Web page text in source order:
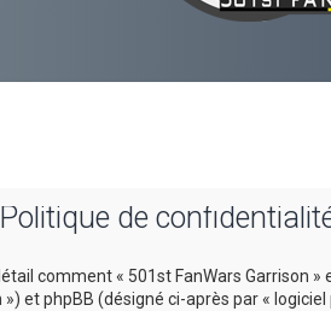
de
comment « 501st FanWars Garrison »
et phpBB (désigné ci-après par «